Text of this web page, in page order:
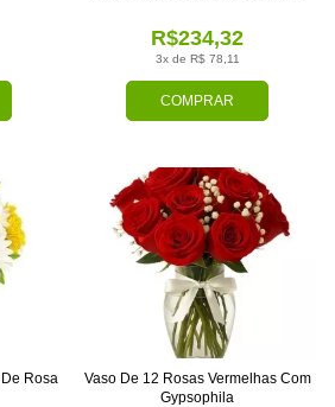
COMPRAR
3x de R$ 78,11
R$234,32
Rosa
Vaso De 12 Rosas Vermelhas Com
Gypsophila